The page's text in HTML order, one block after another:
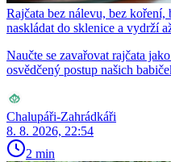
Rajčata bez nálevu, bez koření,
naskládat do sklenice a vydrží
Naučte se zavařovat rajčata
osvědčený postup našich
Chalupáři-Zahrádkáři
8. 8. 2026, 22:54
2 min